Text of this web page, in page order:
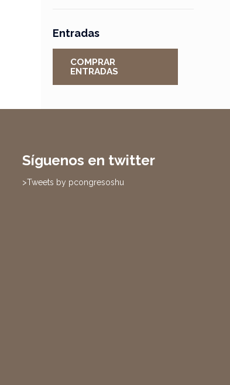
Entradas
COMPRAR
ENTRADAS
Síguenos en twitter
>Tweets by pcongresoshu